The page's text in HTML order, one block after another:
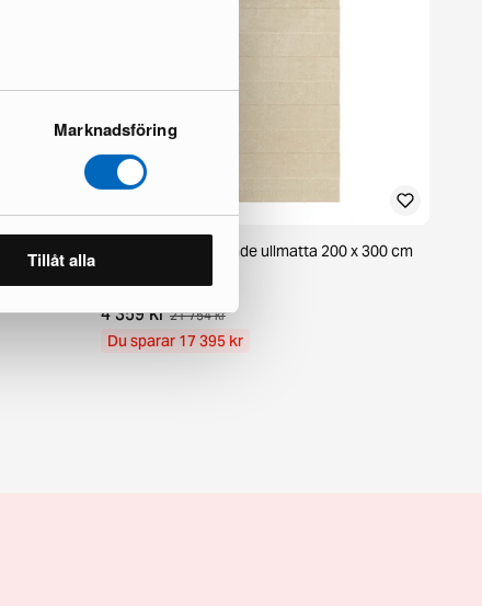
Marknadsföring
Tillåt alla
Layered Stripe Grande ullmatta 200 x 300 cm
1 i lager · Okej skick
4 359 kr 21 754 kr
Du sparar 17 395 kr